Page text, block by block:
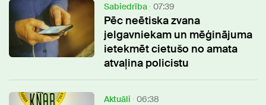
Sabiedrība 07:39
Pēc neētiska zvana
jelgavniekam un mēģinājuma
ietekmēt cietušo no amata
atvaļina policistu
Aktuāli 06:38